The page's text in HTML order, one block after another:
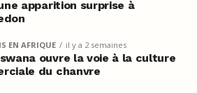
apparition surprise à
EN AFRIQUE il y a 2 semaines
ouvre la voie à la culture
du chanvre